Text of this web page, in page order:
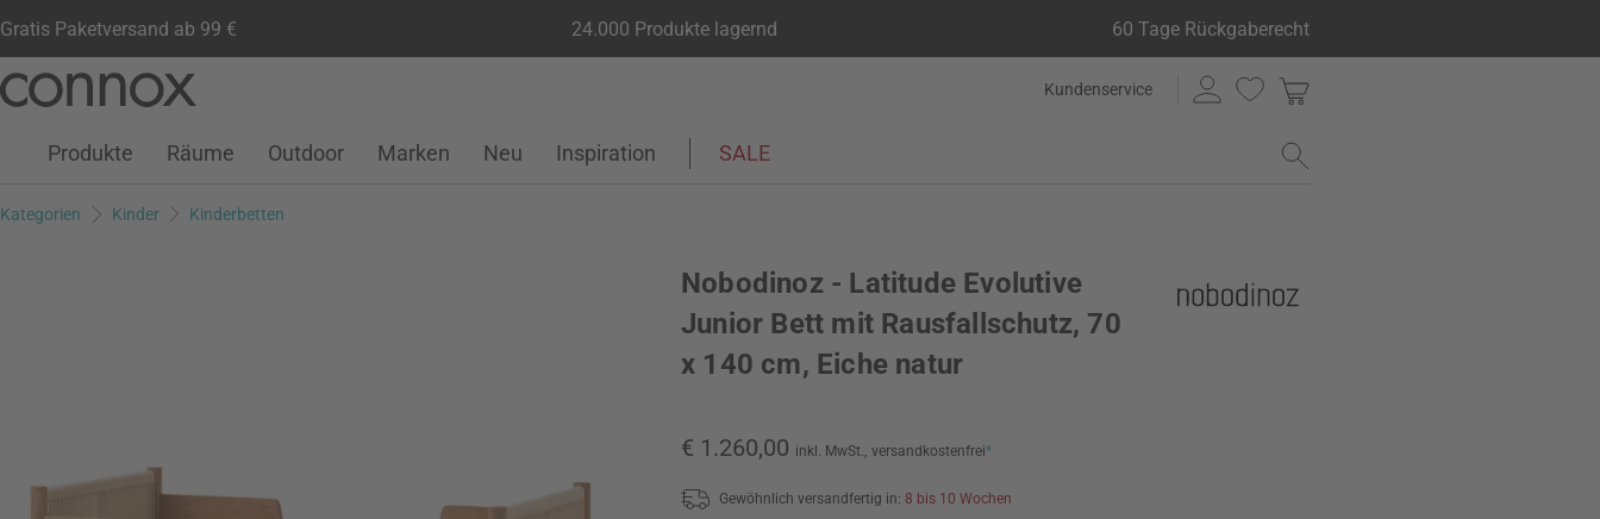
Gratis Paketversand ab 99 € 24.000 Produkte lagernd 60 Tage Rückgaberecht
Seiteninhalt
Suchfeld
Kundenservice
Kundenkonto
Wunschliste
Warenkorb
Produkte Räume Outdoor Marken Neu Inspiration SALE
Kategorien Kinder Kinderbetten
Nobodinoz - Latitude Evolutive
Junior Bett mit Rausfallschutz, 70
x 140 cm, Eiche natur
€ 1.260,00 inkl. MwSt., versandkostenfrei*
Gewöhnlich versandfertig in: 8 bis 10 Wochen